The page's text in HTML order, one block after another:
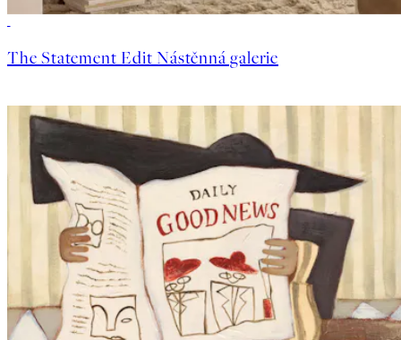
The Statement Edit Nástěnná galerie